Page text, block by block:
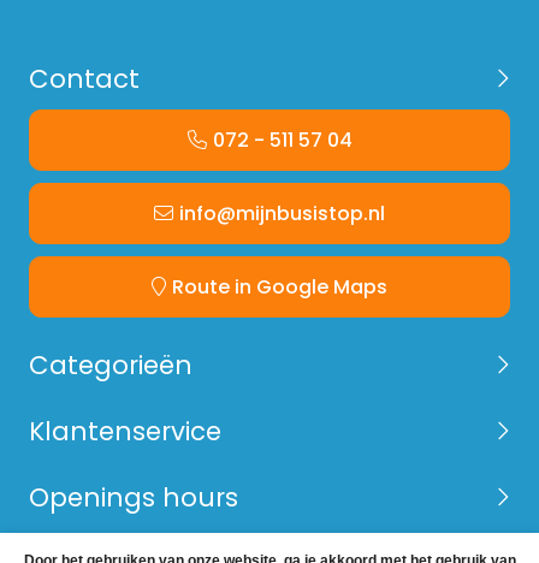
Contact
072 - 511 57 04
info@mijnbusistop.nl
Route in Google Maps
Categorieën
Klantenservice
Openings hours